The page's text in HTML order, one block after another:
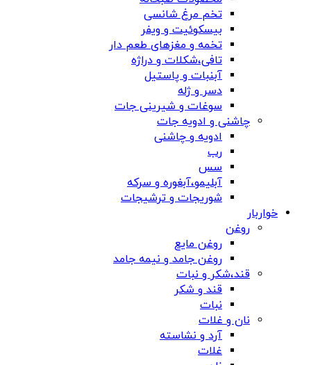
تخم مرغ شانسی
بیسکوئیت و ویفر
تخمه و مغزهای طعم دار
تافی،شکلات و دراژه
آبنبات و پاستیل
دسر و ژله
سوغات و شیرینی جات
چاشنی و ادویه جات
ادویه و چاشنی
رب
سس
آبلیمو،آبغوره و سرکه
شوریجات و ترشیجات
خواربار
روغن
روغن مایع
روغن جامد و نیمه جامد
قند،شکر و نبات
قند و شکر
نبات
نان و غلات
آرد و نشاسته
غلات